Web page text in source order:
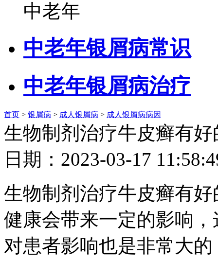
中老年
中老年银屑病常识
中老年银屑病治疗
首页 > 银屑病 > 成人银屑病 > 成人银屑病病因
生物制剂治疗牛皮癣有好
日期：2023-03-17
生物制剂治疗牛皮癣有
健康会带来一定的影响
对患者影响也是非常大